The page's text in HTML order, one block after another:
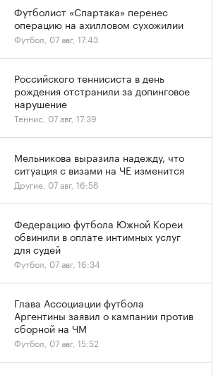
Футболист «Спартака» перенес
операцию на ахилловом сухожилии
Футбол, 07 авг, 17:43
Российского теннисиста в день
рождения отстранили за допинговое
нарушение
Теннис, 07 авг, 17:39
Мельникова выразила надежду, что
ситуация с визами на ЧЕ изменится
Другие, 07 авг, 16:56
Федерацию футбола Южной Кореи
обвинили в оплате интимных услуг
для судей
Футбол, 07 авг, 16:34
Глава Ассоциации футбола
Аргентины заявил о кампании против
сборной на ЧМ
Футбол, 07 авг, 15:52